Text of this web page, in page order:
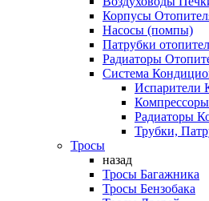
Корпусы
Насосы (помпы)
Патрубки
Радиаторы
Система
Испарители
Радиаторы
Трубки,
Тросы
назад
Тросы Багажника
Тросы Бензобака